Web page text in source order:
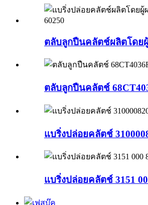
ตลับลูกปืนคลัตช์ผลิตโดย
ตลับลูกปืนคลัตช์
แบริ่งปล่อยคลัตช์
แบริ่งปล่อยคลัตช์ 3151